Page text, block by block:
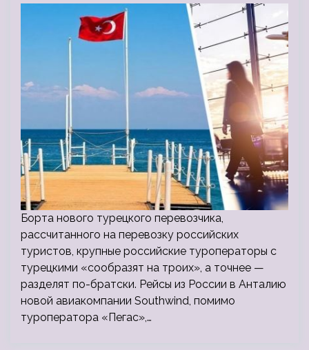
Борта нового турецкого перевозчика,
рассчитанного на перевозку российских
туристов, крупные российские туроператоры с
турецкими «сообразят на троих», а точнее —
разделят по-братски. Рейсы из России в Анталию
новой авиакомпании Southwind, помимо
туроператора «Пегас»,…